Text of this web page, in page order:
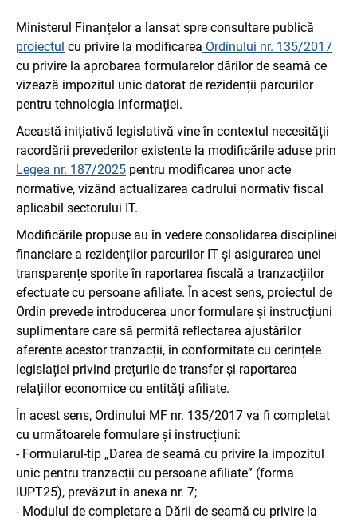
Ministerul Finanțelor a lansat spre consultare publică
proiectul cu privire la modificarea Ordinului nr. 135/2017
cu privire la aprobarea formularelor dărilor de seamă ce
vizează impozitul unic datorat de rezidenții parcurilor
pentru tehnologia informației.
Această inițiativă legislativă vine în contextul necesității
racordării prevederilor existente la modificările aduse prin
Legea nr. 187/2025 pentru modificarea unor acte
normative, vizând actualizarea cadrului normativ fiscal
aplicabil sectorului IT.
Modificările propuse au în vedere consolidarea disciplinei
financiare a rezidenților parcurilor IT și asigurarea unei
transparențe sporite în raportarea fiscală a tranzacțiilor
efectuate cu persoane afiliate. În acest sens, proiectul de
Ordin prevede introducerea unor formulare și instrucțiuni
suplimentare care să permită reflectarea ajustărilor
aferente acestor tranzacții, în conformitate cu cerințele
legislației privind prețurile de transfer și raportarea
relațiilor economice cu entități afiliate.
În acest sens, Ordinului MF nr. 135/2017 va fi completat
cu următoarele formulare și instrucțiuni:
- Formularul-tip „Darea de seamă cu privire la impozitul
unic pentru tranzacții cu persoane afiliate” (forma
IUPT25), prevăzut în anexa nr. 7;
- Modulul de completare a Dării de seamă cu privire la